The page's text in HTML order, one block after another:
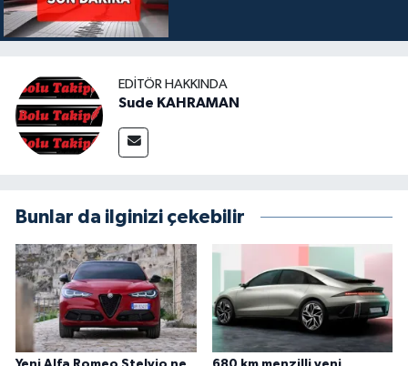
EDITÖR HAKKINDA
Sude KAHRAMAN
Bunlar da ilginizi çekebilir